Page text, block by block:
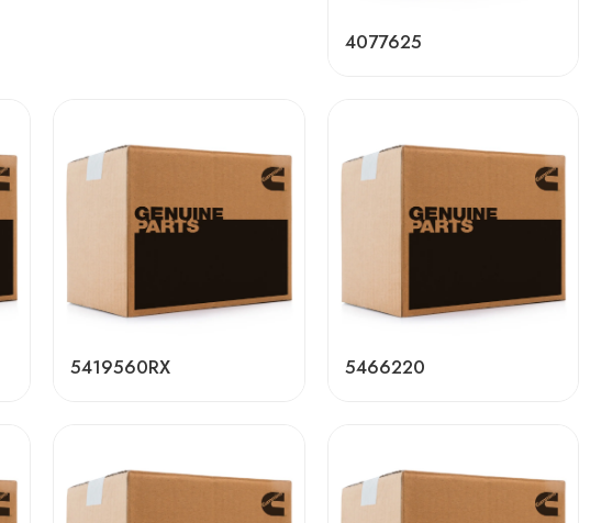
4077625
5419560RX 5466220